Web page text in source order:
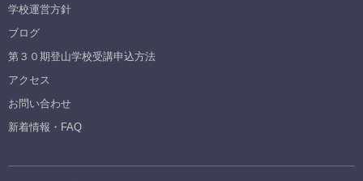
学校運営方針
ブログ
第３０期登山学校受講申込方法
アクセス
お問い合わせ
新着情報・FAQ